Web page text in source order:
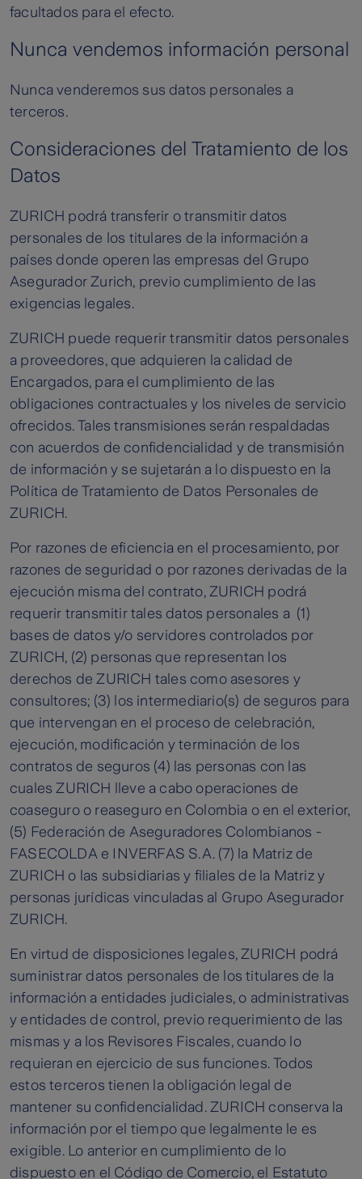
facultados para el efecto.
Nunca vendemos información personal
Nunca venderemos sus datos personales a
terceros.
Consideraciones del Tratamiento de los
Datos
ZURICH podrá transferir o transmitir datos
personales de los titulares de la información a
países donde operen las empresas del Grupo
Asegurador Zurich, previo cumplimiento de las
exigencias legales.
ZURICH puede requerir transmitir datos personales
a proveedores, que adquieren la calidad de
Encargados, para el cumplimiento de las
obligaciones contractuales y los niveles de servicio
ofrecidos. Tales transmisiones serán respaldadas
con acuerdos de confidencialidad y de transmisión
de información y se sujetarán a lo dispuesto en la
Política de Tratamiento de Datos Personales de
ZURICH.
Por razones de eficiencia en el procesamiento, por
razones de seguridad o por razones derivadas de la
ejecución misma del contrato, ZURICH podrá
requerir transmitir tales datos personales a (1)
bases de datos y/o servidores controlados por
ZURICH, (2) personas que representan los
derechos de ZURICH tales como asesores y
consultores; (3) los intermediario(s) de seguros para
que intervengan en el proceso de celebración,
ejecución, modificación y terminación de los
contratos de seguros (4) las personas con las
cuales ZURICH lleve a cabo operaciones de
coaseguro o reaseguro en Colombia o en el exterior,
(5) Federación de Aseguradores Colombianos -
FASECOLDA e INVERFAS S.A. (7) la Matriz de
ZURICH o las subsidiarias y filiales de la Matriz y
personas jurídicas vinculadas al Grupo Asegurador
ZURICH.
En virtud de disposiciones legales, ZURICH podrá
suministrar datos personales de los titulares de la
información a entidades judiciales, o administrativas
y entidades de control, previo requerimiento de las
mismas y a los Revisores Fiscales, cuando lo
requieran en ejercicio de sus funciones. Todos
estos terceros tienen la obligación legal de
mantener su confidencialidad. ZURICH conserva la
información por el tiempo que legalmente le es
exigible. Lo anterior en cumplimiento de lo
dispuesto en el Código de Comercio, el Estatuto